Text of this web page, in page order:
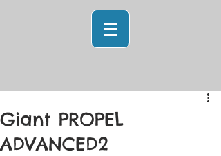
Giant PROPEL
ADVANCED2